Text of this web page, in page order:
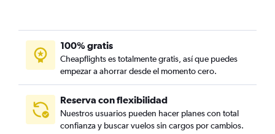
100% gratis
Cheapflights es totalmente gratis, así que puedes
empezar a ahorrar desde el momento cero.
Reserva con flexibilidad
Nuestros usuarios pueden hacer planes con total
confianza y buscar vuelos sin cargos por cambios.